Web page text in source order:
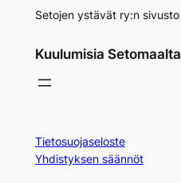
Setojen ystävät ry:n sivusto
Kuulumisia Setomaalta
Tietosuojaseloste
Yhdistyksen säännöt